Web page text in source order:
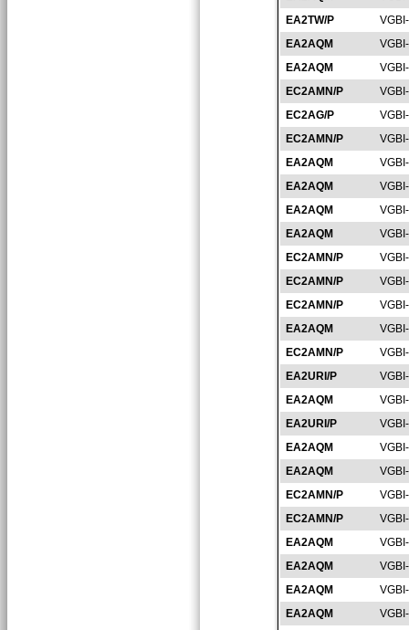
EA2TW/P
EA2AQM
EA2AQM
EC2AMN/P
EC2AG/P
EC2AMN/P
EA2AQM
EA2AQM
EA2AQM
EA2AQM
EC2AMN/P
EC2AMN/P
EC2AMN/P
EA2AQM
EC2AMN/P
EA2URI/P
EA2AQM
EA2URI/P
EA2AQM
EA2AQM
EC2AMN/P
EC2AMN/P
EA2AQM
EA2AQM
EA2AQM
EA2AQM